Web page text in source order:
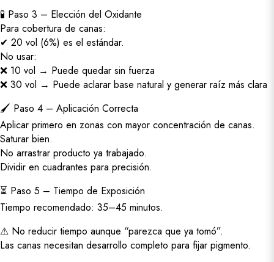
🧪 Paso 3 – Elección del Oxidante
Para cobertura de canas:
✔ 20 vol (6%) es el estándar.
No usar:
❌ 10 vol → Puede quedar sin fuerza
❌ 30 vol → Puede aclarar base natural y generar raíz más clara
🖌 Paso 4 – Aplicación Correcta
Aplicar primero en zonas con mayor concentración de canas.
Saturar bien.
No arrastrar producto ya trabajado.
Dividir en cuadrantes para precisión.
⏳ Paso 5 – Tiempo de Exposición
Tiempo recomendado: 35–45 minutos.
⚠ No reducir tiempo aunque “parezca que ya tomó”.
Las canas necesitan desarrollo completo para fijar pigmento.